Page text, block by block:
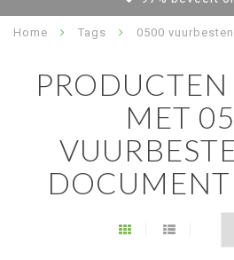
Home Tags 0500
MET